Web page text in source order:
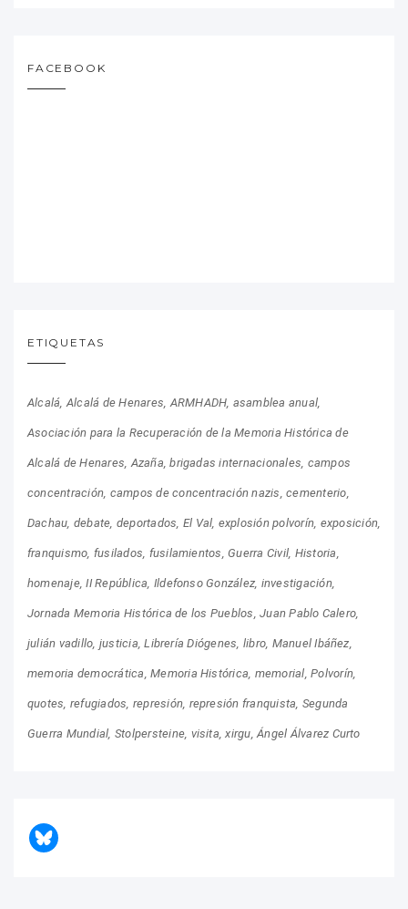
FACEBOOK
ETIQUETAS
Alcalá Alcalá de Henares ARMHADH asamblea anual
Asociación para la Recuperación de la Memoria Histórica de
Alcalá de Henares Azaña brigadas internacionales campos
concentración campos de concentración nazis cementerio
Dachau debate deportados El Val explosión polvorín exposición
franquismo fusilados fusilamientos Guerra Civil Historia
homenaje II República Ildefonso González investigación
Jornada Memoria Histórica de los Pueblos Juan Pablo Calero
julián vadillo justicia Librería Diógenes libro Manuel Ibáñez
memoria democrática Memoria Histórica memorial Polvorín
quotes refugiados represión represión franquista Segunda
Guerra Mundial Stolpersteine visita xirgu Ángel Álvarez Curto